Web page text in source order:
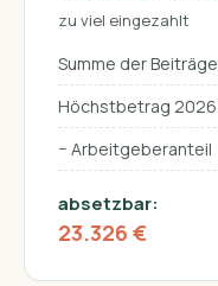
zu viel eingezahlt
Summe der Beiträge
Höchstbetrag 2026
− Arbeitgeber­anteil
absetzbar:
23.326 €